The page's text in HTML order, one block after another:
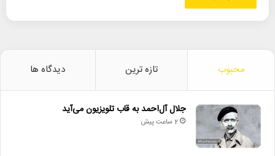
محبوب تازه ترین دیدگاه ها
جلال آل‌احمد به قاب تلویزیون می‌آید
2 ساعت پیش